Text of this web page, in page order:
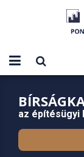
az építésügyi